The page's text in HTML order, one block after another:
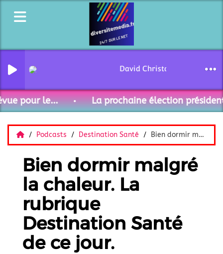
David Christoffel - Curieux
pour le... La prochaine élection
Podcasts Destination Santé Bien dormir malgré la chaleur. La rubrique Destination Santé de ce jour.
Bien dormir malgré
la chaleur. La
rubrique
Destination Santé
de ce jour.